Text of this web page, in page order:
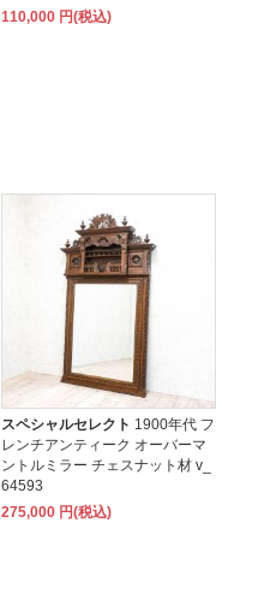
110,000 円(税込)
スペシャルセレクト 1900年代 フ
レンチアンティーク オーバーマ
ントルミラー チェスナット材 v_
64593
275,000 円(税込)